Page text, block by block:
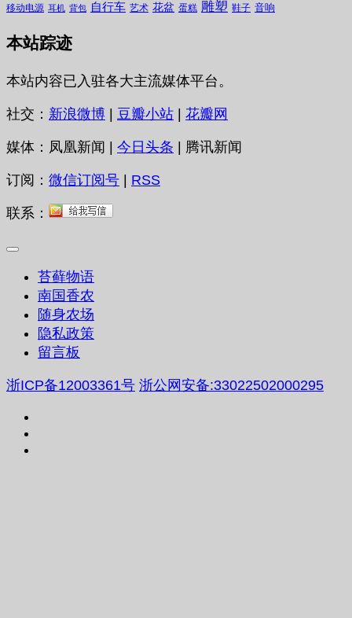
移动电源 耳机 背包 自行车 艺术 花盆 蛋糕 雕塑 鞋子 音响
本站踪迹
本站内容已入驻各大主流媒体平台。
社交： 新浪微博 | 豆瓣小站 | 花瓣网
媒体：凤凰新闻 | 今日头条 | 腾讯新闻
订阅： 微信订阅号 | RSS
联系：
苔藓物语
南国香农
随身农场
隐私政策
留言板
浙ICP备12003361号 浙公网安备:33022502000295